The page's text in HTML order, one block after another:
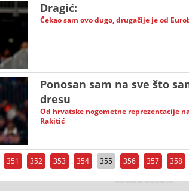
Dragić:
Čekao sam ovo dugo, drugačije je od
Ponosan sam na sve što
dresu
Od hrvatske nogometne reprezentacije
Rakitić
351 352 353 354 355 356 357 358